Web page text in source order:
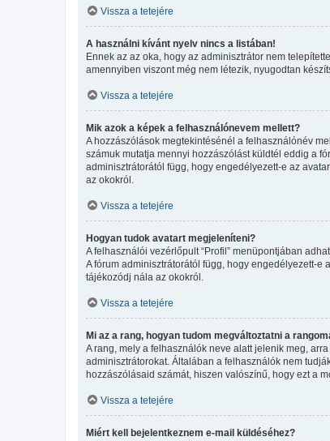
Vissza a tetejére
A használni kívánt nyelv nincs a listában!
Ennek az az oka, hogy az adminisztrátor nem
amennyiben viszont még nem létezik, nyugodtan
Vissza a tetejére
Mik azok a képek a felhasználónevem mellett?
A hozzászólások megtekintésénél a felhasználónév
számuk mutatja mennyi hozzászólást küldtél eddig a
adminisztrátorától függ, hogy engedélyezett-e az
az okokról.
Vissza a tetejére
Hogyan tudok avatart megjeleníteni?
A felhasználói vezérlőpult “Profil” menüpontjában
A fórum adminisztrátorától függ, hogy engedélyezett-
tájékozódj nála az okokról.
Vissza a tetejére
Mi az a rang, hogyan tudom megváltoztatni a
A rang, mely a felhasználók neve alatt jelenik meg,
adminisztrátorokat. Általában a felhasználók nem
hozzászólásaid számát, hiszen valószínű, hogy ezt a
Vissza a tetejére
Miért kell bejelentkeznem e-mail küldéséhez?